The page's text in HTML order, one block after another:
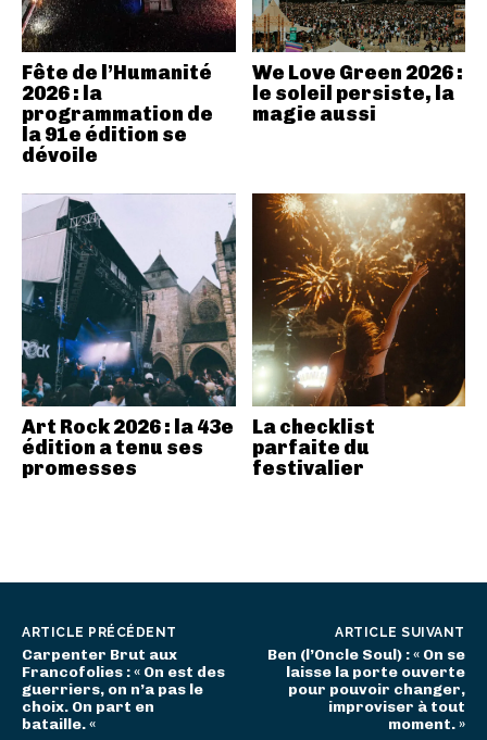
Fête de l’Humanité
2026 : la
programmation de
la 91e édition se
dévoile
We Love Green 2026 :
le soleil persiste, la
magie aussi
Art Rock 2026 : la 43e
édition a tenu ses
promesses
La checklist
parfaite du
festivalier
ARTICLE PRÉCÉDENT
Carpenter Brut aux
Francofolies : « On est des
guerriers, on n’a pas le
choix. On part en
bataille. «
ARTICLE SUIVANT
Ben (l’Oncle Soul) : « On se
laisse la porte ouverte
pour pouvoir changer,
improviser à tout
moment. »